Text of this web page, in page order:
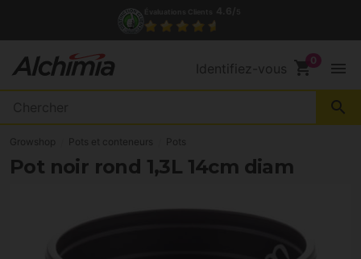
Identifiez-vous shopping_cart menu
search
Growshop Pots et conteneurs Pots
Pot noir rond 1,3L 14cm diam